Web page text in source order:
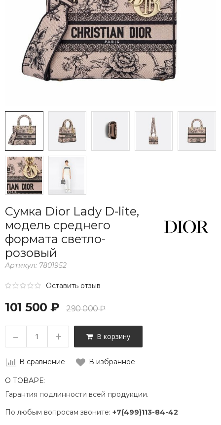
Сумка Dior Lady D-lite,
модель среднего
формата светло-
розовый
Артикул: 7801952
Оставить отзыв
101 500 ₽ 290 000 ₽
– + В корзину
В сравнение В избранное
О ТОВАРЕ:
Гарантия подлинности всей продукции.
По любым вопросам звоните: +7(499)113-84-42